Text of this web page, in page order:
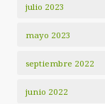
julio 2023
mayo 2023
septiembre 2022
junio 2022